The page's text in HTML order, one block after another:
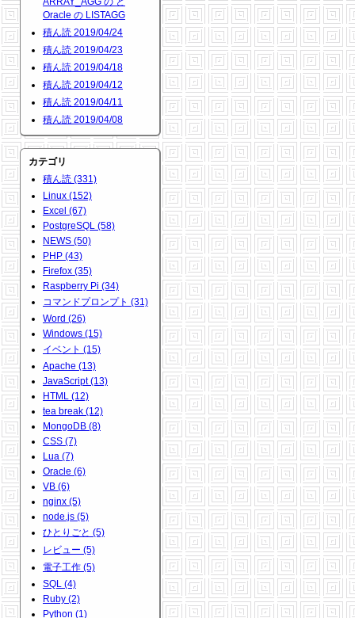
Oracle の LISTAGG
積ん読 2019/04/24
積ん読 2019/04/23
積ん読 2019/04/18
積ん読 2019/04/12
積ん読 2019/04/11
積ん読 2019/04/08
カテゴリ
積ん読 (331)
Linux (152)
Excel (67)
PostgreSQL (58)
NEWS (50)
PHP (43)
Firefox (35)
Raspberry Pi (34)
コマンドプロンプト (31)
Word (26)
Windows (15)
イベント (15)
Apache (13)
JavaScript (13)
HTML (12)
tea break (12)
MongoDB (8)
CSS (7)
Lua (7)
Oracle (6)
VB (6)
nginx (5)
node.js (5)
ひとりごと (5)
レビュー (5)
電子工作 (5)
SQL (4)
Ruby (2)
Python (1)